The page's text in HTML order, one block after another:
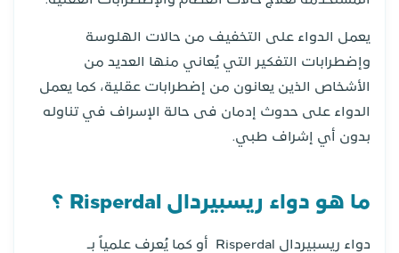
يعمل الدواء على التخفيف من حالات الهلوسة
وإضطرابات التفكير التي يُعاني منها العديد من
الأشخاص الذين يعانون من إضطرابات عقلية، كما يعمل
الدواء على حدوث إدمان فى حالة الإسراف في تناوله
بدون أي إشراف طبي.
ما هو دواء ريسبيردال Risperdal ؟
دواء ريسبيردال Risperdal أو كما يُعرف علمياً بـ